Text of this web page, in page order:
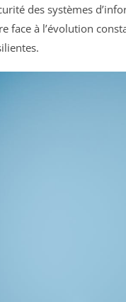
des systèmes
face à l’évolution